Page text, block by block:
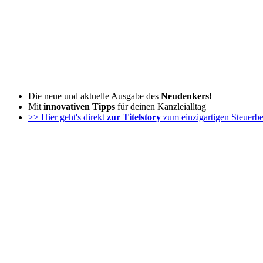
Die neue und aktuelle Ausgabe des Neudenkers!
Mit innovativen Tipps für deinen Kanzleialltag
>> Hier geht's direkt zur Titelstory zum einzigartigen